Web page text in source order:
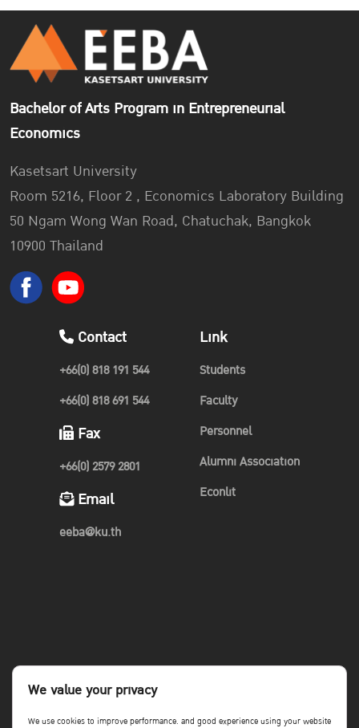
Bachelor of Arts Program in Entrepreneurial
Economics
Kasetsart University
Room 5216, Floor 2 , Economics Laboratory Building
50 Ngam Wong Wan Road, Chatuchak, Bangkok
10900 Thailand
Contact
+66(0) 818 191 544
+66(0) 818 691 544
Fax
+66(0) 2579 2801
Email
eeba@ku.th
Link
Students
Faculty
Personnel
Alumni Association
Econlit
We value your privacy
We use cookies to improve performance. and good experience using your website